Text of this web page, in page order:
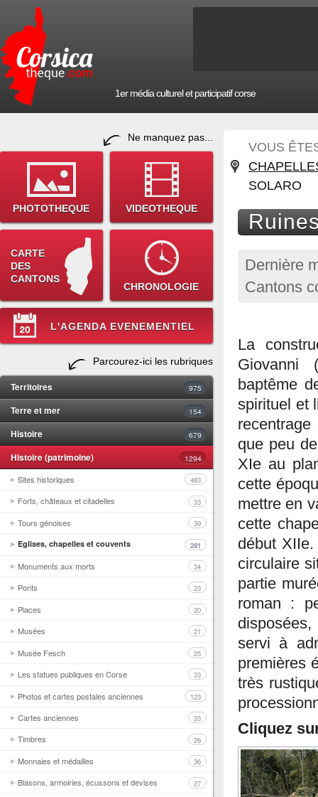
1er média culturel et participatif corse
Ne manquez pas...
PHOTOTHEQUE VIDEOTHEQUE
CARTE
DES
CANTONS
CHRONOLOGIE
L'AGENDA EVENEMENTIEL
Parcourez-ici les rubriques
Territoires 975
Terre et mer 154
Histoire 679
Histoire (patrimoine) 1294
Sites historiques 483
Forts, châteaux et citadelles 33
Tours génoises 39
Eglises, chapelles et couvents 281
Monuments aux morts 34
Ponts 23
Places 20
Musées 21
Musée Fesch 25
Les statues publiques en Corse 33
Photos et cartes postales anciennes 123
Cartes anciennes 33
Timbres 26
Monnaies et médailles 36
Blasons, armoiries, écussons et devises 27
VOUS
SOLARO
Dernière
Cantons
La
Giovanni
baptême
spirituel et
que peu
XIe au
cette
mettre en
cette
début
circulaire
partie
roman :
servi à
premières
très
Cliquez